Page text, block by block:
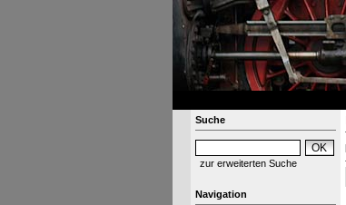
Suche
zur erweiterten Suche
Navigation